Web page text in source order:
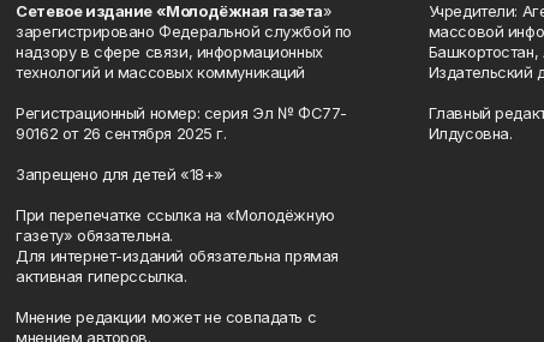
Сетевое издание «Молодёжная газета»
зарегистрировано Федеральной службой по
надзору в сфере связи, информационных
технологий и массовых коммуникаций
Регистрационный номер: серия Эл № ФС77-
90162 от 26 сентября 2025 г.
Запрещено для детей «18+»
При перепечатке ссылка на «Молодёжную
газету» обязательна.
Для интернет-изданий обязательна прямая
активная гиперссылка.
Мнение редакции может не совпадать с
мнением авторов.
Учредители:
массовой
Издательский
Главный
Илдусовна.